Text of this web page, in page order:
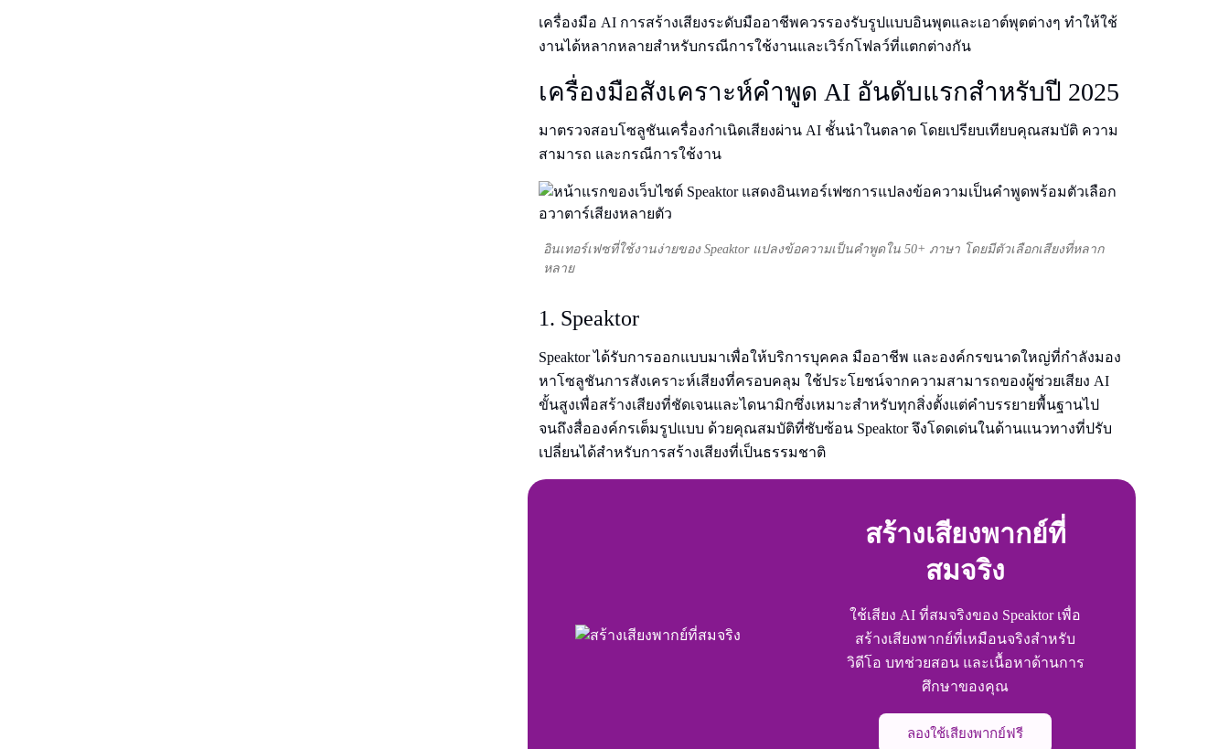
เครื่องมือ AI การสร้างเสียงระดับมืออาชีพควรรองรับรูปแบบอินพุตและเอาต์พุตต่างๆ ทําให้ใช้
งานได้หลากหลายสําหรับกรณีการใช้งานและเวิร์กโฟลว์ที่แตกต่างกัน
เครื่องมือสังเคราะห์คําพูด AI อันดับแรกสําหรับปี 2025
มาตรวจสอบโซลูชันเครื่องกําเนิดเสียงผ่าน AI ชั้นนําในตลาด โดยเปรียบเทียบคุณสมบัติ ความ
สามารถ และกรณีการใช้งาน
อินเทอร์เฟซที่ใช้งานง่ายของ Speaktor แปลงข้อความเป็นคําพูดใน 50+ ภาษา โดยมีตัวเลือกเสียงที่หลาก
หลาย
1. Speaktor
Speaktor ได้รับการออกแบบมาเพื่อให้บริการบุคคล มืออาชีพ และองค์กรขนาดใหญ่ที่กําลังมอง
หาโซลูชันการสังเคราะห์เสียงที่ครอบคลุม ใช้ประโยชน์จากความสามารถของผู้ช่วยเสียง AI
ขั้นสูงเพื่อสร้างเสียงที่ชัดเจนและไดนามิกซึ่งเหมาะสําหรับทุกสิ่งตั้งแต่คําบรรยายพื้นฐานไป
จนถึงสื่อองค์กรเต็มรูปแบบ ด้วยคุณสมบัติที่ซับซ้อน Speaktor จึงโดดเด่นในด้านแนวทางที่ปรับ
เปลี่ยนได้สําหรับการสร้างเสียงที่เป็นธรรมชาติ
สร้างเสียงพากย์ที่
สมจริง
ใช้เสียง AI ที่สมจริงของ Speaktor เพื่อ
สร้างเสียงพากย์ที่เหมือนจริงสําหรับ
วิดีโอ บทช่วยสอน และเนื้อหาด้านการ
ศึกษาของคุณ
ลองใช้เสียงพากย์ฟรี